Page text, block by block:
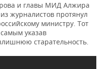
и главы МИД Алжира
журналистов протянул
министру. Тот
указав
старательность.